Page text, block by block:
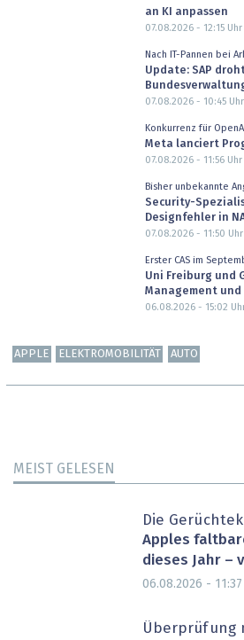
an KI anpassen
07.08.2026 - 12:15Uhr
Nach IT-Pannen bei
Update: SAP
07.08.2026 - 10:45Uhr
Konkurrenz für
Meta lanciert
07.08.2026 - 11:56Uhr
Bisher unbekannte
Security-
Designfehler in
07.08.2026 - 11:50 Uhr
Erster CAS im
Uni Freiburg und
Management und
06.08.2026 - 15:02
APPLE ELEKTROMOBILITÄT AUTO
MEIST GELESEN
Die
Apples
dieses Jahr –
06.08.2026 - 11:37
Überprüfung